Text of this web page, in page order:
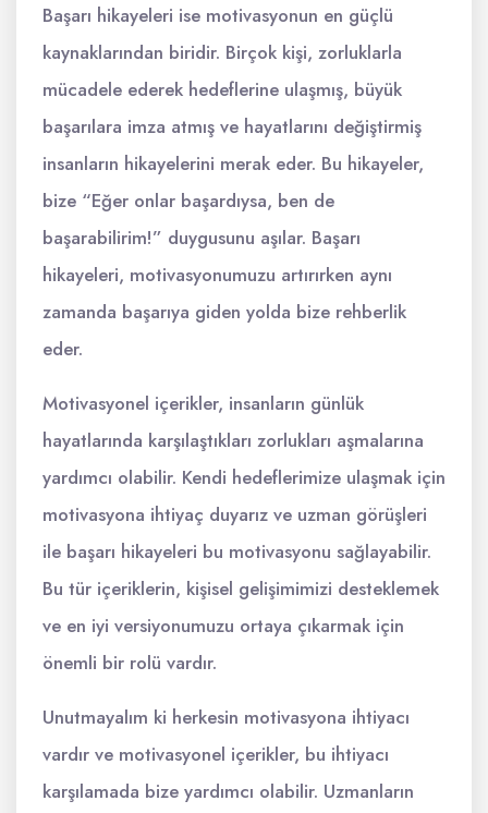
Başarı hikayeleri ise motivasyonun en güçlü
kaynaklarından biridir. Birçok kişi, zorluklarla
mücadele ederek hedeflerine ulaşmış, büyük
başarılara imza atmış ve hayatlarını değiştirmiş
insanların hikayelerini merak eder. Bu hikayeler,
bize “Eğer onlar başardıysa, ben de
başarabilirim!” duygusunu aşılar. Başarı
hikayeleri, motivasyonumuzu artırırken aynı
zamanda başarıya giden yolda bize rehberlik
eder.
Motivasyonel içerikler, insanların günlük
hayatlarında karşılaştıkları zorlukları aşmalarına
yardımcı olabilir. Kendi hedeflerimize ulaşmak için
motivasyona ihtiyaç duyarız ve uzman görüşleri
ile başarı hikayeleri bu motivasyonu sağlayabilir.
Bu tür içeriklerin, kişisel gelişimimizi desteklemek
ve en iyi versiyonumuzu ortaya çıkarmak için
önemli bir rolü vardır.
Unutmayalım ki herkesin motivasyona ihtiyacı
vardır ve motivasyonel içerikler, bu ihtiyacı
karşılamada bize yardımcı olabilir. Uzmanların